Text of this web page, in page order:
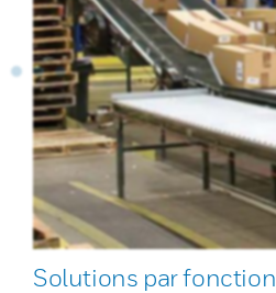
Solutions par fonction